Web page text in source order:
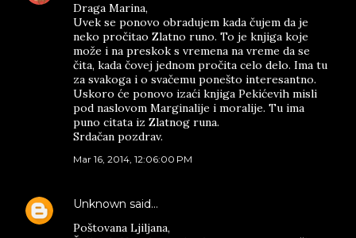
Draga Marina,
Uvek se ponovo obradujem kada čujem da je
neko pročitao Zlatno runo. To je knjiga koje
može i na preskok s vremena na vreme da se
čita, kada čovej jednom pročita celo delo. Ima tu
za svakoga i o svačemu ponešto interesantno.
Uskoro će ponovo izaći knjiga Pekićevih misli
pod naslovom Marginalije i moralije. Tu ima
puno citata iz Zlatnog runa.
Srdačan pozdrav.
Mar 16, 2014, 12:06:00 PM
Unknown said…
Poštovana Ljiljana,